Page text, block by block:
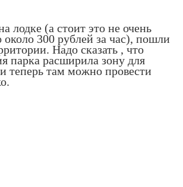
лодке (а стоит это не очень
около 300 рублей за час), пошли
Надо сказать , что
парка расширила зону для
там можно провести